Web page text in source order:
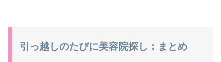
引っ越しのたびに美容院探し：まとめ